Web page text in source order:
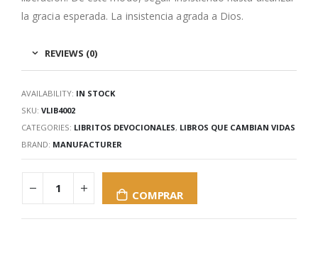
la gracia esperada. La insistencia agrada a Dios.
REVIEWS (0)
AVAILABILITY: IN STOCK
SKU: VLIB4002
CATEGORIES: LIBRITOS DEVOCIONALES, LIBROS QUE CAMBIAN VIDAS
BRAND: MANUFACTURER
COMPRAR